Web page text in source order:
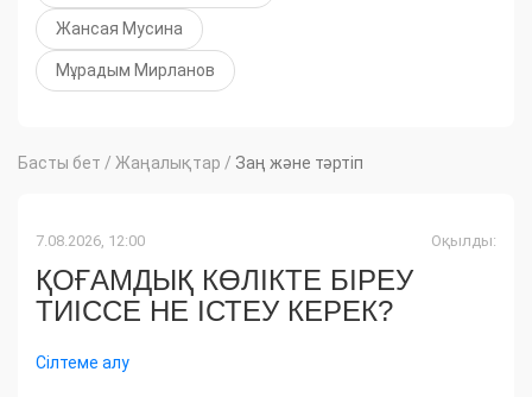
Жансая Мусина
Мұрадым Мирланов
Басты бет / Жаңалықтар / Заң және тәртіп
7.08.2026, 12:00 Оқылды:
ҚОҒАМДЫҚ КӨЛІКТЕ БІРЕУ
ТИІССЕ НЕ ІСТЕУ КЕРЕК?
Сілтеме алу